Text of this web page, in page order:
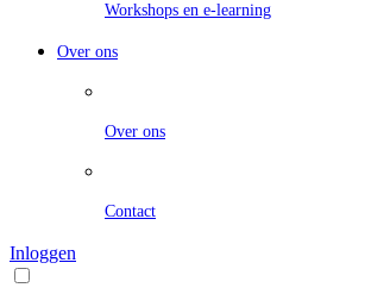
Workshops en e-learning
Over ons
Over ons
Contact
Inloggen